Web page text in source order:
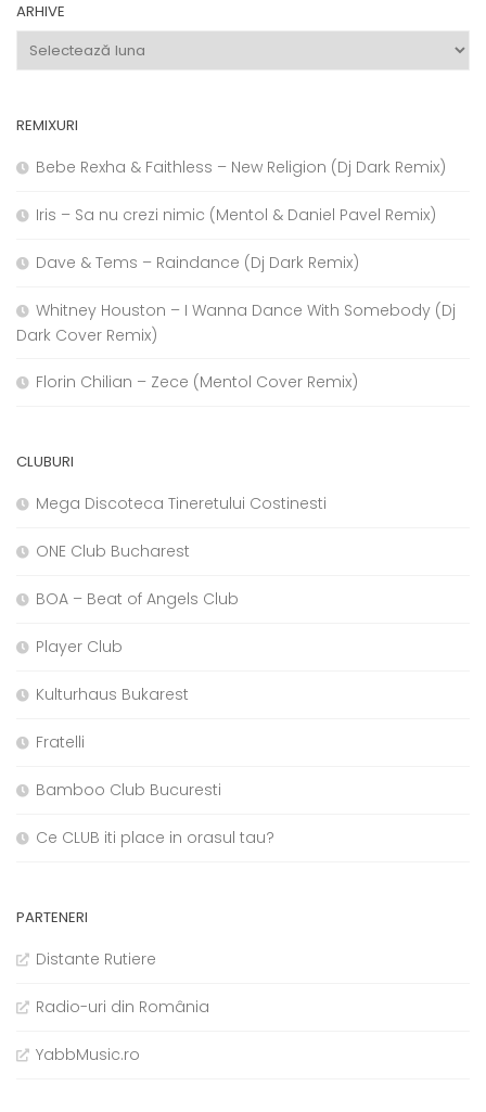
ARHIVE
Arhive
REMIXURI
Bebe Rexha & Faithless – New Religion (Dj Dark Remix)
Iris – Sa nu crezi nimic (Mentol & Daniel Pavel Remix)
Dave & Tems – Raindance (Dj Dark Remix)
Whitney Houston – I Wanna Dance With Somebody (Dj
Dark Cover Remix)
Florin Chilian – Zece (Mentol Cover Remix)
CLUBURI
Mega Discoteca Tineretului Costinesti
ONE Club Bucharest
BOA – Beat of Angels Club
Player Club
Kulturhaus Bukarest
Fratelli
Bamboo Club Bucuresti
Ce CLUB iti place in orasul tau?
PARTENERI
Distante Rutiere
Radio-uri din România
YabbMusic.ro